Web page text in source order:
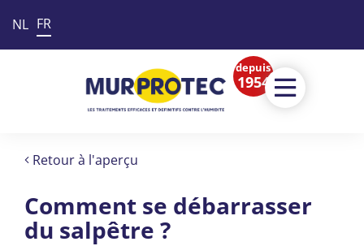
NL FR
depuis
1954
Retour à l'aperçu
Comment se débarrasser
du salpêtre ?